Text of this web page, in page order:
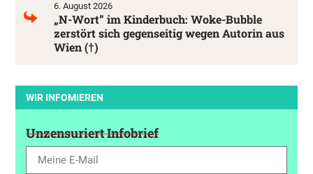
6. August 2026
„N-Wort” im Kinderbuch: Woke-Bubble
zerstört sich gegenseitig wegen Autorin aus
Wien (†)
WIR INFOMIEREN
Unzensuriert Infobrief